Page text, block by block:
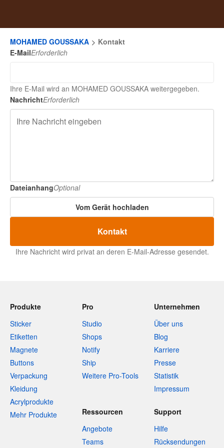
MOHAMED GOUSSAKA
Kontakt
E-MailErforderlich
Ihre E-Mail wird an MOHAMED GOUSSAKA weitergegeben.
NachrichtErforderlich
DateianhangOptional
Vom Gerät hochladen
Kontakt
Ihre Nachricht wird privat an deren E-Mail-Adresse gesendet.
Produkte
Sticker
Etiketten
Magnete
Buttons
Verpackung
Kleidung
Acrylprodukte
Mehr Produkte
Pro
Studio
Shops
Notify
Ship
Weitere Pro-Tools
Unternehmen
Über uns
Blog
Karriere
Presse
Statistik
Impressum
Ressourcen
Angebote
Teams
Support
Hilfe
Rücksendungen